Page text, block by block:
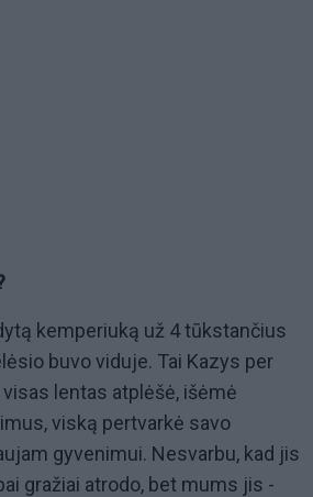
kemperiuką už 4 tūkstančius
buvo viduje. Tai Kazys per
lentas atplėšė, išėmė
viską pertvarkė savo
gyvenimui. Nesvarbu, kad jis
gražiai atrodo, bet mums jis -